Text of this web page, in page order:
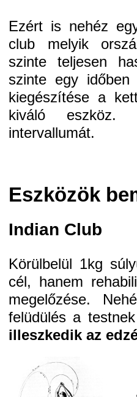
Ezért is nehéz
club melyik
szinte teljesen
szinte egy
kiegészítése a
kiváló eszköz.
intervallumát.
Eszközök
Indian Club
Körülbelül 1kg
cél, hanem
megelőzése.
felüdülés a
illeszkedik az